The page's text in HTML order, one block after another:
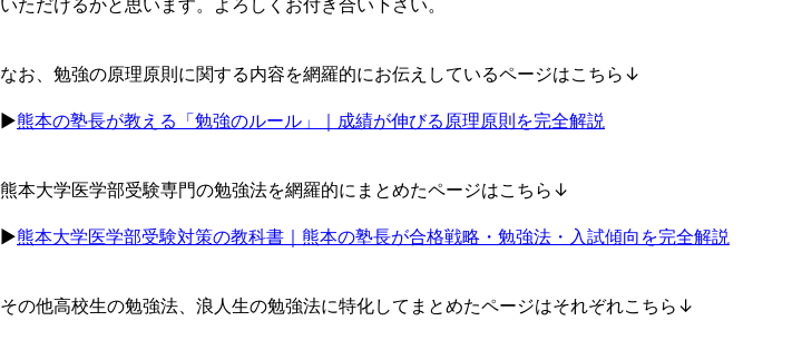
いただけるかと思います。よろしくお付き合い下さい。
なお、勉強の原理原則に関する内容を網羅的にお伝えしているページはこちら↓
▶︎熊本の塾長が教える「勉強のルール」｜成績が伸びる原理原則を完全解説
熊本大学医学部受験専門の勉強法を網羅的にまとめたページはこちら↓
▶︎熊本大学医学部受験対策の教科書｜熊本の塾長が合格戦略・勉強法・入試傾向を完全解説
その他高校生の勉強法、浪人生の勉強法に特化してまとめたページはそれぞれこちら↓